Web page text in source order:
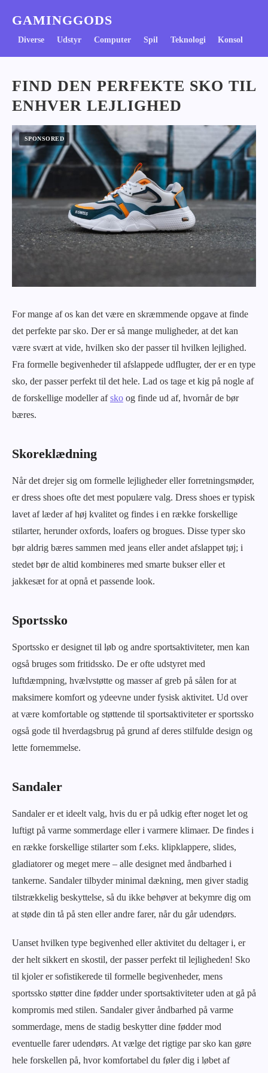
GAMINGGODS
Diverse Udstyr Computer Spil Teknologi Konsol
FIND DEN PERFEKTE SKO TIL
ENHVER LEJLIGHED
For mange af os kan det være en skræmmende opgave at finde
det perfekte par sko. Der er så mange muligheder, at det kan
være svært at vide, hvilken sko der passer til hvilken lejlighed.
Fra formelle begivenheder til afslappede udflugter, der er en type
sko, der passer perfekt til det hele. Lad os tage et kig på nogle af
de forskellige modeller afsko og finde ud af, hvornår de bør
bæres.
Skoreklædning
Når det drejer sig om formelle lejligheder eller forretningsmøder,
er dress shoes ofte det mest populære valg. Dress shoes er typisk
lavet af læder af høj kvalitet og findes i en række forskellige
stilarter, herunder oxfords, loafers og brogues. Disse typer sko
bør aldrig bæres sammen med jeans eller andet afslappet tøj; i
stedet bør de altid kombineres med smarte bukser eller et
jakkesæt for at opnå et passende look.
Sportssko
Sportssko er designet til løb og andre sportsaktiviteter, men kan
også bruges som fritidssko. De er ofte udstyret med
luftdæmpning, hvælvstøtte og masser af greb på sålen for at
maksimere komfort og ydeevne under fysisk aktivitet. Ud over
at være komfortable og støttende til sportsaktiviteter er sportssko
også gode til hverdagsbrug på grund af deres stilfulde design og
lette fornemmelse.
Sandaler
Sandaler er et ideelt valg, hvis du er på udkig efter noget let og
luftigt på varme sommerdage eller i varmere klimaer. De findes i
en række forskellige stilarter som f.eks. klipklappere, slides,
gladiatorer og meget mere – alle designet med åndbarhed i
tankerne. Sandaler tilbyder minimal dækning, men giver stadig
tilstrækkelig beskyttelse, så du ikke behøver at bekymre dig om
at støde din tå på sten eller andre farer, når du går udendørs.
Uanset hvilken type begivenhed eller aktivitet du deltager i, er
der helt sikkert en skostil, der passer perfekt til lejligheden! Sko
til kjoler er sofistikerede til formelle begivenheder, mens
sportssko støtter dine fødder under sportsaktiviteter uden at gå på
kompromis med stilen. Sandaler giver åndbarhed på varme
sommerdage, mens de stadig beskytter dine fødder mod
eventuelle farer udendørs. At vælge det rigtige par sko kan gøre
hele forskellen på, hvor komfortabel du føler dig i løbet af